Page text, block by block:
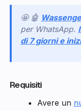
🤩 🤖
per WhatsApp.
di 7 giorni e
Requisiti
Avere un